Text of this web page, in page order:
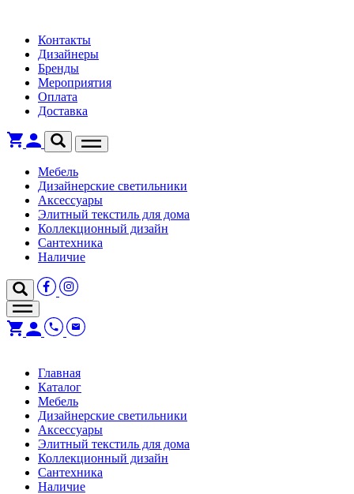
Контакты
Дизайнеры
Бренды
Мероприятия
Оплата
Доставка
Мебель
Дизайнерские светильники
Аксессуары
Элитный текстиль для дома
Коллекционный дизайн
Сантехника
Наличие
Главная
Каталог
Мебель
Дизайнерские светильники
Аксессуары
Элитный текстиль для дома
Коллекционный дизайн
Сантехника
Наличие